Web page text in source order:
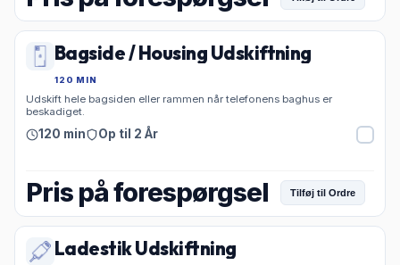
Bagside / Housing Udskiftning
120 MIN
Udskift hele bagsiden eller rammen når telefonens baghus er
beskadiget.
120 min Op til 2 År
Pris på forespørgsel Tilføj til Ordre
Ladestik Udskiftning